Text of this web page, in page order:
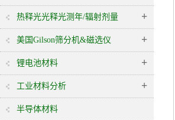
热释光光释光测年/辐射剂量 +
美国Gilson筛分机&磁选仪 +
锂电池材料 +
工业材料分析 +
半导体材料